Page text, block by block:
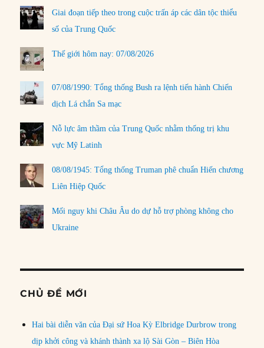
Giai đoạn tiếp theo trong cuộc trấn áp các dân tộc thiểu
số của Trung Quốc
Thế giới hôm nay: 07/08/2026
07/08/1990: Tổng thống Bush ra lệnh tiến hành Chiến
dịch Lá chắn Sa mạc
Nỗ lực âm thầm của Trung Quốc nhằm thống trị khu
vực Mỹ Latinh
08/08/1945: Tổng thống Truman phê chuẩn Hiến chương
Liên Hiệp Quốc
Mối nguy khi Châu Âu do dự hỗ trợ phòng không cho
Ukraine
CHỦ ĐỀ MỚI
Hai bài diễn văn của Đại sứ Hoa Kỳ Elbridge Durbrow trong
dịp khởi công và khánh thành xa lộ Sài Gòn – Biên Hòa